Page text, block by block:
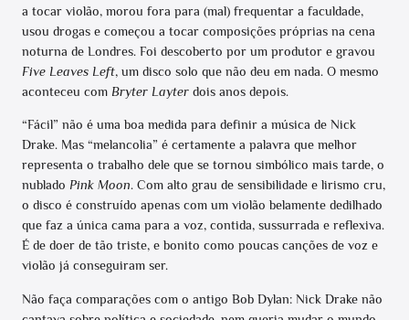
a tocar violão, morou fora para (mal) frequentar a faculdade,
usou drogas e começou a tocar composições próprias na cena
noturna de Londres. Foi descoberto por um produtor e gravou
Five Leaves Left, um disco solo que não deu em nada. O mesmo
aconteceu com Bryter Layter dois anos depois.
“Fácil” não é uma boa medida para definir a música de Nick
Drake. Mas “melancolia” é certamente a palavra que melhor
representa o trabalho dele que se tornou simbólico mais tarde, o
nublado Pink Moon. Com alto grau de sensibilidade e lirismo cru,
o disco é construído apenas com um violão belamente dedilhado
que faz a única cama para a voz, contida, sussurrada e reflexiva.
É de doer de tão triste, e bonito como poucas canções de voz e
violão já conseguiram ser.
Não faça comparações com o antigo Bob Dylan: Nick Drake não